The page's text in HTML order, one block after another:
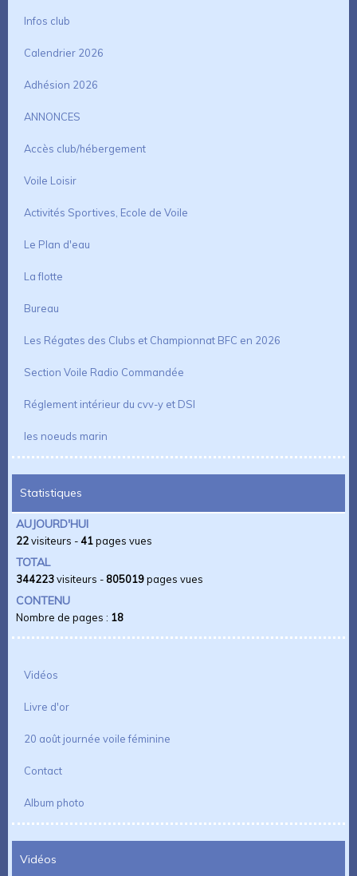
Infos club
Calendrier 2026
Adhésion 2026
ANNONCES
Accès club/hébergement
Voile Loisir
Activités Sportives, Ecole de Voile
Le Plan d'eau
La flotte
Bureau
Les Régates des Clubs et Championnat BFC en 2026
Section Voile Radio Commandée
Réglement intérieur du cvv-y et DSI
les noeuds marin
Statistiques
AUJOURD'HUI
22visiteurs -41pages vues
TOTAL
344223visiteurs - 805019pages vues
CONTENU
Nombre de pages : 18
Vidéos
Livre d'or
20 août journée voile féminine
Contact
Album photo
Vidéos